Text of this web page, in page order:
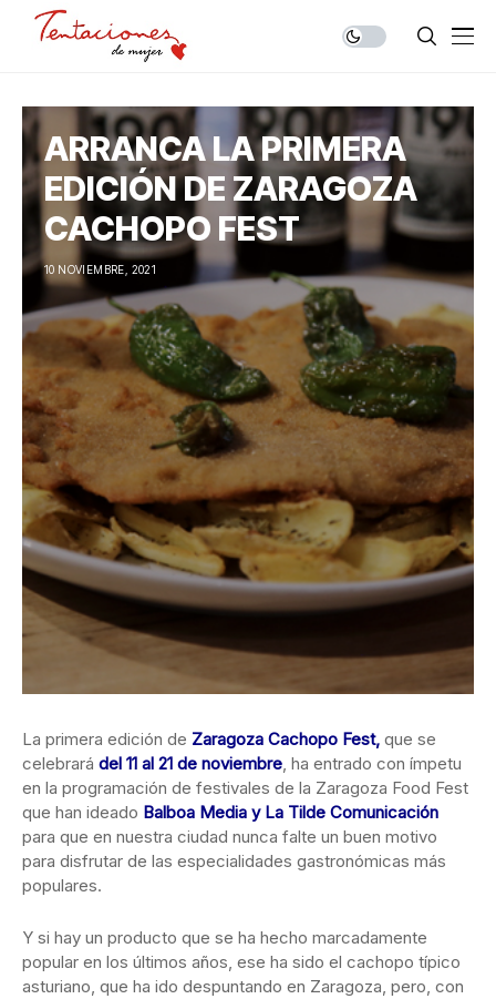
ARRANCA LA PRIMERA
EDICIÓN DE ZARAGOZA
CACHOPO FEST
10 NOVIEMBRE, 2021
La primera edición de Zaragoza Cachopo Fest, que se
celebrará del 11 al 21 de noviembre, ha entrado con ímpetu
en la programación de festivales de la Zaragoza Food Fest
que han ideado Balboa Media y La Tilde Comunicación
para que en nuestra ciudad nunca falte un buen motivo
para disfrutar de las especialidades gastronómicas más
populares.
Y si hay un producto que se ha hecho marcadamente
popular en los últimos años, ese ha sido el cachopo típico
asturiano, que ha ido despuntando en Zaragoza, pero, con